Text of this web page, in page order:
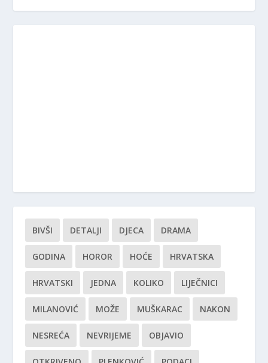
BIVŠI DETALJI DJECA DRAMA
GODINA HOROR HOĆE HRVATSKA
HRVATSKI JEDNA KOLIKO LIJEČNICI
MILANOVIĆ MOŽE MUŠKARAC NAKON
NESREĆA NEVRIJEME OBJAVIO